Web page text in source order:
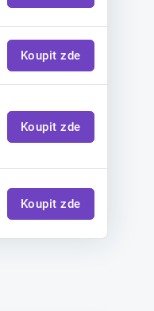
Koupit zde
Koupit zde
Koupit zde